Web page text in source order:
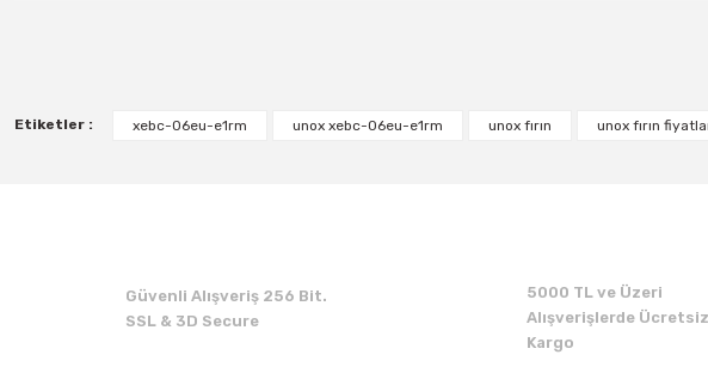
Etiketler : xebc-06eu-e1rm unox xebc-06eu-e1rm unox fırın unox fırın
Güvenli Alışveriş 256 Bit.
SSL & 3D Secure
5000 TL ve Üzeri
Alışverişlerde Ücretsiz
Kargo